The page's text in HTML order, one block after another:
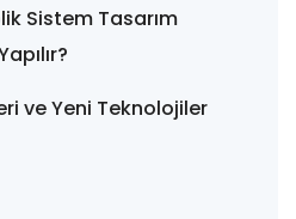
Sistem Tasarım
ve Yeni Teknolojiler